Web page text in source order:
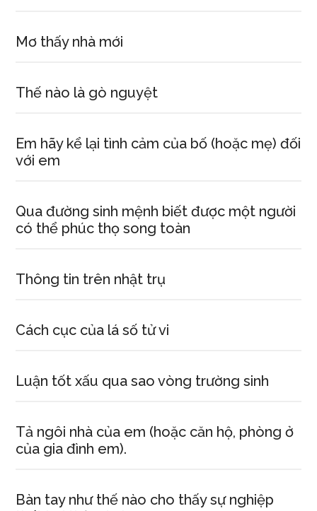
Mơ thấy nhà mới
Thế nào là gò nguyệt
Em hãy kể lại tình cảm của bố (hoặc mẹ) đối
với em
Qua đường sinh mệnh biết được một người
có thể phúc thọ song toàn
Thông tin trên nhật trụ
Cách cục của lá số tử vi
Luận tốt xấu qua sao vòng trường sinh
Tả ngôi nhà của em (hoặc căn hộ, phòng ở
của gia đình em).
Bàn tay như thế nào cho thấy sự nghiệp